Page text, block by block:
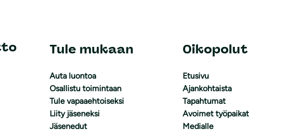
Tule mukaan
Auta luontoa
Osallistu toimintaan
Tule vapaaehtoiseksi
Liity jäseneksi
Jäsenedut
Oikopolut
Etusivu
Ajankohtaista
Tapahtumat
Avoimet työpaikat
Medialle